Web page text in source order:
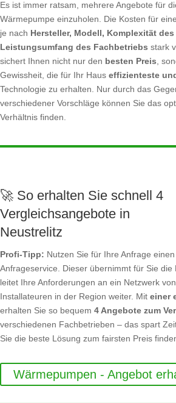
Es ist immer ratsam, mehrere Angebote für
Wärmepumpe einzuholen. Die Kosten für
je nach Hersteller, Modell, Komplexität
Leistungsumfang des Fachbetriebs stark
sichert Ihnen nicht nur den besten Preis,
Gewissheit, die für Ihr Haus effizienteste
Technologie zu erhalten. Nur durch das
verschiedener Vorschläge können Sie das
Verhältnis finden.
🚀 So erhalten Sie schnell 4
Vergleichsangebote in
Neustrelitz
Profi-Tipp: Nutzen Sie für Ihre Anfrage
Anfrageservice. Dieser übernimmt für Sie die
leitet Ihre Anforderungen an ein Netzwerk
Installateuren in der Region weiter. Mit einer
erhalten Sie so bequem 4 Angebote zum
verschiedenen Fachbetrieben – das spart
Sie die beste Lösung zum fairsten Preis
Wärmepumpen - Angebot